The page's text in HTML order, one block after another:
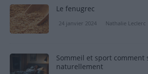
Le fenugrec
24 janvier 2024 Nathalie Leclerc
Sommeil et sport comment
naturellement